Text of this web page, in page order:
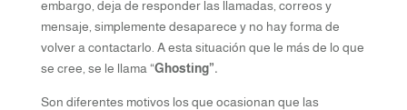
embargo, deja de responder las llamadas, correos y
mensaje, simplemente desaparece y no hay forma de
volver a contactarlo. A esta situación que le más de lo que
se cree, se le llama “Ghosting”.
Son diferentes motivos los que ocasionan que las